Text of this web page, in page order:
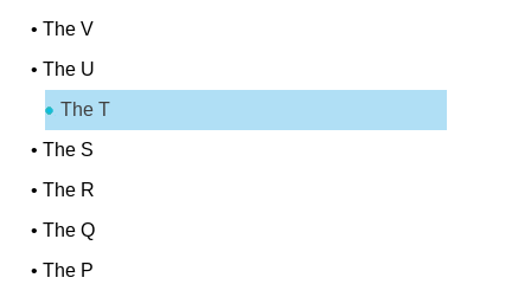
•The V
•The U
The T
•The S
•The R
•The Q
•The P